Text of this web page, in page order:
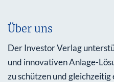
Über uns
Der Investor Verlag
und innovativen Anlage-
zu schützen und